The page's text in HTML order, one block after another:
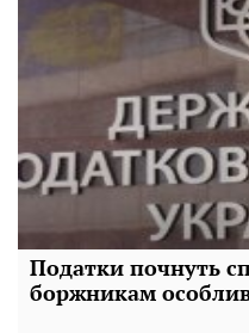
Податки почнуть
боржникам